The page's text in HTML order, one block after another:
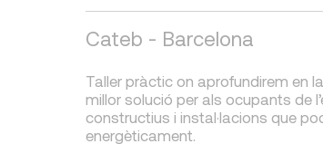
Cateb - Barcelona
Taller pràctic on aprofundirem en
millor solució per als ocupants de
constructius i instal·lacions que
energèticament.